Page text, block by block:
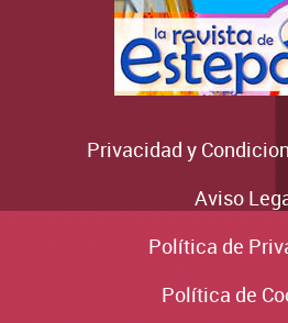
Privacidad y
Aviso
Política de
Política de